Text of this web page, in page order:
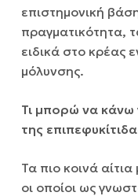
επιστημονική
πραγματικότητα,
ειδικά στο κρέας
μόλυνσης.
Τι μπορώ να κάνω
της
Τα πιο κοινά αίτια
οι οποίοι ως